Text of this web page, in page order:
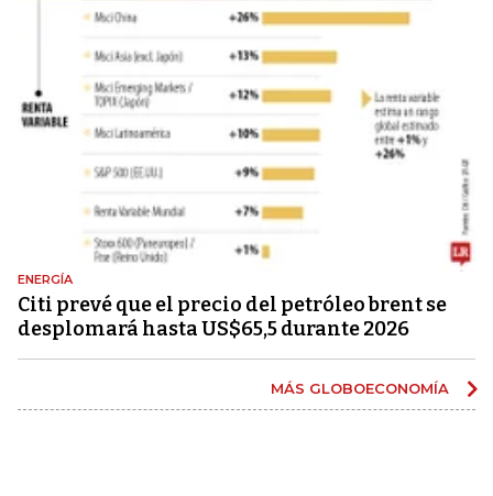
ENERGÍA
Citi prevé que el precio del petróleo brent se
desplomará hasta US$65,5 durante 2026
MÁS GLOBOECONOMÍA